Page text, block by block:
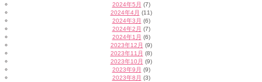
2024年5月 (7)
2024年4月 (11)
2024年3月 (6)
2024年2月 (7)
2024年1月 (6)
2023年12月 (9)
2023年11月 (8)
2023年10月 (9)
2023年9月 (9)
2023年8月 (3)